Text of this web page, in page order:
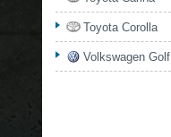
Toyota Corolla
Volkswagen Golf